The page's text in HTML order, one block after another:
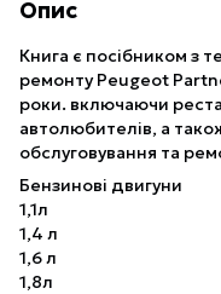
Опис
Книга є посібником з
ремонту Peugeot
роки. включаючи
автолюбителів, а
обслуговування та
Бензинові двигуни
1,1л
1,4 л
1,6 л
1,8л